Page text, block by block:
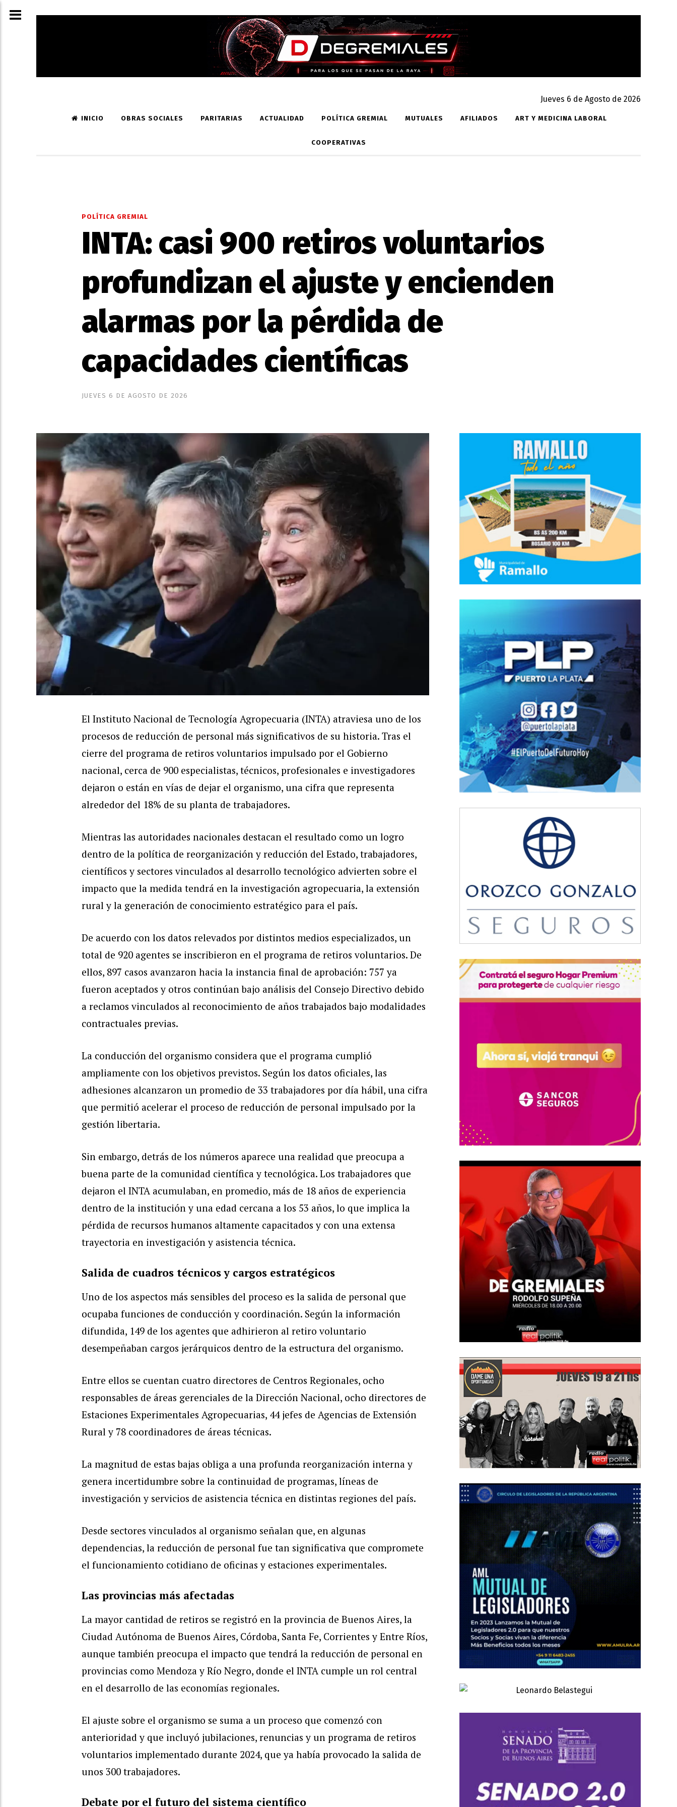
Jueves 6 de Agosto de 2026
INICIO OBRAS SOCIALES PARITARIAS ACTUALIDAD POLÍTICA GREMIAL MUTUALES AFILIADOS ART Y MEDICINA LABORAL
COOPERATIVAS
INTA: casi 900 retiros voluntarios
profundizan el ajuste y encienden
alarmas por la pérdida de
capacidades científicas
POLÍTICA GREMIAL
JUEVES 6 DE AGOSTO DE 2026
El Instituto Nacional de Tecnología Agropecuaria (INTA) atraviesa uno de los
procesos de reducción de personal más significativos de su historia. Tras el
cierre del programa de retiros voluntarios impulsado por el Gobierno
nacional, cerca de 900 especialistas, técnicos, profesionales e investigadores
dejaron o están en vías de dejar el organismo, una cifra que representa
alrededor del 18% de su planta de trabajadores.
Mientras las autoridades nacionales destacan el resultado como un logro
dentro de la política de reorganización y reducción del Estado, trabajadores,
científicos y sectores vinculados al desarrollo tecnológico advierten sobre el
impacto que la medida tendrá en la investigación agropecuaria, la extensión
rural y la generación de conocimiento estratégico para el país.
De acuerdo con los datos relevados por distintos medios especializados, un
total de 920 agentes se inscribieron en el programa de retiros voluntarios. De
ellos, 897 casos avanzaron hacia la instancia final de aprobación: 757 ya
fueron aceptados y otros continúan bajo análisis del Consejo Directivo debido
a reclamos vinculados al reconocimiento de años trabajados bajo modalidades
contractuales previas.
La conducción del organismo considera que el programa cumplió
ampliamente con los objetivos previstos. Según los datos oficiales, las
adhesiones alcanzaron un promedio de 33 trabajadores por día hábil, una cifra
que permitió acelerar el proceso de reducción de personal impulsado por la
gestión libertaria.
Sin embargo, detrás de los números aparece una realidad que preocupa a
buena parte de la comunidad científica y tecnológica. Los trabajadores que
dejaron el INTA acumulaban, en promedio, más de 18 años de experiencia
dentro de la institución y una edad cercana a los 53 años, lo que implica la
pérdida de recursos humanos altamente capacitados y con una extensa
trayectoria en investigación y asistencia técnica.
Salida de cuadros técnicos y cargos estratégicos
Uno de los aspectos más sensibles del proceso es la salida de personal que
ocupaba funciones de conducción y coordinación. Según la información
difundida, 149 de los agentes que adhirieron al retiro voluntario
desempeñaban cargos jerárquicos dentro de la estructura del organismo.
Entre ellos se cuentan cuatro directores de Centros Regionales, ocho
responsables de áreas gerenciales de la Dirección Nacional, ocho directores de
Estaciones Experimentales Agropecuarias, 44 jefes de Agencias de Extensión
Rural y 78 coordinadores de áreas técnicas.
La magnitud de estas bajas obliga a una profunda reorganización interna y
genera incertidumbre sobre la continuidad de programas, líneas de
investigación y servicios de asistencia técnica en distintas regiones del país.
Desde sectores vinculados al organismo señalan que, en algunas
dependencias, la reducción de personal fue tan significativa que compromete
el funcionamiento cotidiano de oficinas y estaciones experimentales.
Las provincias más afectadas
La mayor cantidad de retiros se registró en la provincia de Buenos Aires, la
Ciudad Autónoma de Buenos Aires, Córdoba, Santa Fe, Corrientes y Entre Ríos,
aunque también preocupa el impacto que tendrá la reducción de personal en
provincias como Mendoza y Río Negro, donde el INTA cumple un rol central
en el desarrollo de las economías regionales.
El ajuste sobre el organismo se suma a un proceso que comenzó con
anterioridad y que incluyó jubilaciones, renuncias y un programa de retiros
voluntarios implementado durante 2024, que ya había provocado la salida de
unos 300 trabajadores.
Debate por el futuro del sistema científico